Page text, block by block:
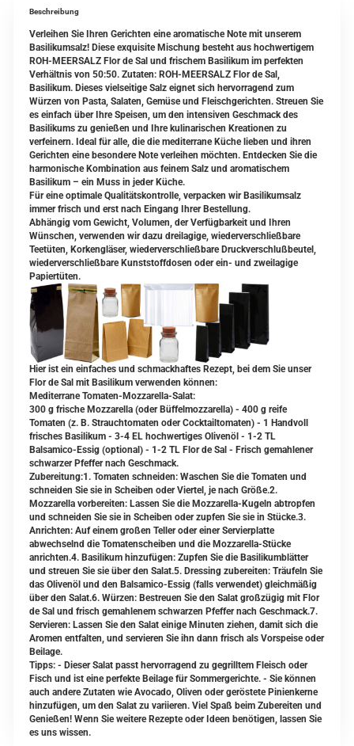
Beschreibung
Verleihen Sie Ihren Gerichten eine aromatische Note mit unserem
Basilikumsalz! Diese exquisite Mischung besteht aus hochwertigem
ROH-MEERSALZ Flor de Sal und frischem Basilikum im perfekten
Verhältnis von 50:50. Zutaten: ROH-MEERSALZ Flor de Sal,
Basilikum. Dieses vielseitige Salz eignet sich hervorragend zum
Würzen von Pasta, Salaten, Gemüse und Fleischgerichten. Streuen Sie
es einfach über Ihre Speisen, um den intensiven Geschmack des
Basilikums zu genießen und Ihre kulinarischen Kreationen zu
verfeinern. Ideal für alle, die die mediterrane Küche lieben und ihren
Gerichten eine besondere Note verleihen möchten. Entdecken Sie die
harmonische Kombination aus feinem Salz und aromatischem
Basilikum – ein Muss in jeder Küche.
Für eine optimale Qualitätskontrolle, verpacken wir Basilikumsalz
immer frisch und erst nach Eingang Ihrer Bestellung.
Abhängig vom Gewicht, Volumen, der Verfügbarkeit und Ihren
Wünschen, verwenden wir dazu dreilagige, wiederverschließbare
Teetüten, Korkengläser, wiederverschließbare Druckverschlußbeutel,
wiederverschließbare Kunststoffdosen oder ein- und zweilagige
Papiertüten.
Hier ist ein einfaches und schmackhaftes Rezept, bei dem Sie unser
Flor de Sal mit Basilikum verwenden können:
Mediterrane Tomaten-Mozzarella-Salat:
300 g frische Mozzarella (oder Büffelmozzarella) - 400 g reife
Tomaten (z. B. Strauchtomaten oder Cocktailtomaten) - 1 Handvoll
frisches Basilikum - 3-4 EL hochwertiges Olivenöl - 1-2 TL
Balsamico-Essig (optional) - 1-2 TL Flor de Sal - Frisch gemahlener
schwarzer Pfeffer nach Geschmack.
Zubereitung:1. Tomaten schneiden: Waschen Sie die Tomaten und
schneiden Sie sie in Scheiben oder Viertel, je nach Größe.2.
Mozzarella vorbereiten: Lassen Sie die Mozzarella-Kugeln abtropfen
und schneiden Sie sie in Scheiben oder zupfen Sie sie in Stücke.3.
Anrichten: Auf einem großen Teller oder einer Servierplatte
abwechselnd die Tomatenscheiben und die Mozzarella-Stücke
anrichten.4. Basilikum hinzufügen: Zupfen Sie die Basilikumblätter
und streuen Sie sie über den Salat.5. Dressing zubereiten: Träufeln Sie
das Olivenöl und den Balsamico-Essig (falls verwendet) gleichmäßig
über den Salat.6. Würzen: Bestreuen Sie den Salat großzügig mit Flor
de Sal und frisch gemahlenem schwarzen Pfeffer nach Geschmack.7.
Servieren: Lassen Sie den Salat einige Minuten ziehen, damit sich die
Aromen entfalten, und servieren Sie ihn dann frisch als Vorspeise oder
Beilage.
Tipps: - Dieser Salat passt hervorragend zu gegrilltem Fleisch oder
Fisch und ist eine perfekte Beilage für Sommergerichte. - Sie können
auch andere Zutaten wie Avocado, Oliven oder geröstete Pinienkerne
hinzufügen, um den Salat zu variieren. Viel Spaß beim Zubereiten und
Genießen! Wenn Sie weitere Rezepte oder Ideen benötigen, lassen Sie
es uns wissen.